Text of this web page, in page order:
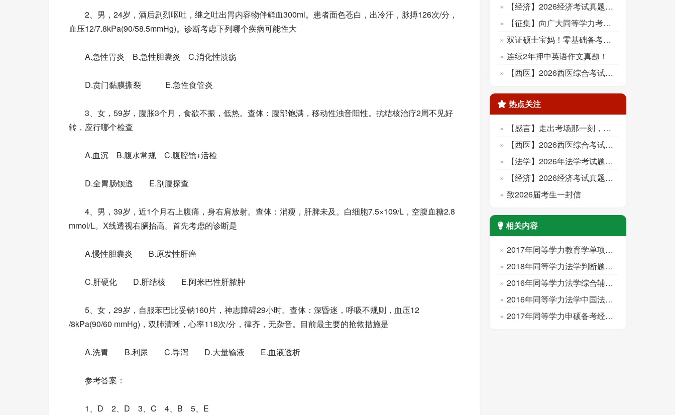
2、男，24岁，酒后剧烈呕吐，继之吐出胃内容物伴鲜血300ml。患者面色苍白，出冷汗，脉搏126次/分，
血压12/7.8kPa(90/58.5mmHg)。诊断考虑下列哪个疾病可能性大
A.急性胃炎 B.急性胆囊炎 C.消化性溃疡
D.贲门黏膜撕裂 E.急性食管炎
3、女，59岁，腹胀3个月，食欲不振，低热。查体：腹部饱满，移动性浊音阳性。抗结核治疗2周不见好
转，应行哪个检查
A.血沉 B.腹水常规 C.腹腔镜+活检
D.全胃肠钡透 E.剖腹探查
4、男，39岁，近1个月右上腹痛，身右肩放射。查体：消瘦，肝脾未及。白细胞7.5×109/L，空腹血糖2.8
mmol/L。X线透视右膈抬高。首先考虑的诊断是
A.慢性胆囊炎 B.原发性肝癌
C.肝硬化 D.肝结核 E.阿米巴性肝脓肿
5、女，29岁，自服苯巴比妥钠160片，神志障碍29小时。查体：深昏迷，呼吸不规则，血压12
/8kPa(90/60 mmHg)，双肺清晰，心率118次/分，律齐，无杂音。目前最主要的抢救措施是
A.洗胃 B.利尿 C.导泻 D.大量输液 E.血液透析
参考答案：
1、D 2、D 3、C 4、B 5、E
【经济】2026经济考试真题对答案！
【征集】向广大同等学力考生征集2026年试题
双证硕士宝妈！零基础备考，一次上岸！
连续2年押中英语作文真题！
【西医】2026西医综合考试题对答案啦！
热点关注
【感言】走出考场那一刻，心里终于踏实了！
【西医】2026西医综合考试题对答案啦！
【法学】2026年法学考试题对答案啦！
【经济】2026经济考试真题对答案！
致2026届考生一封信
相关内容
2017年同等学力教育学单项选择练习题(14)
2018年同等学力法学判断题练习(1)
2016年同等学力法学综合辅导之宪法考点精要
2016年同等学力法学中国法制史考点精要
2017年同等学力申硕备考经济学简答题(6)